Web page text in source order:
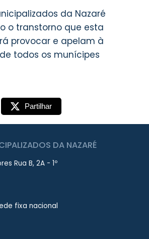
da Nazaré
o transtorno que esta
provocar e apelam à
todos os munícipes
Partilhar
DA NAZARÉ
Rua B, 2A - 1º
fixa nacional